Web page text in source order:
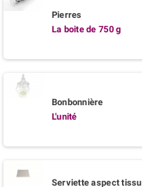
Pierres
La boite de 750 g
Bonbonnière
L'unité
Serviette aspect tissu